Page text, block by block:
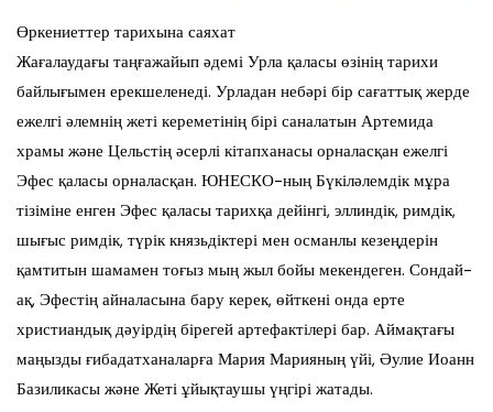
Өркениеттер тарихына саяхат
Жағалаудағы таңғажайып әдемі Урла қаласы өзінің тарихи
байлығымен ерекшеленеді. Урладан небәрі бір сағаттық жерде
ежелгі әлемнің жеті кереметінің бірі саналатын Артемида
храмы және Цельстің әсерлі кітапханасы орналасқан ежелгі
Эфес қаласы орналасқан. ЮНЕСКО-ның Бүкіләлемдік мұра
тізіміне енген Эфес қаласы тарихқа дейінгі, эллиндік, римдік,
шығыс римдік, түрік князьдіктері мен османлы кезеңдерін
қамтитын шамамен тоғыз мың жыл бойы мекендеген. Сондай-
ақ, Эфестің айналасына бару керек, өйткені онда ерте
христиандық дәуірдің бірегей артефактілері бар. Аймақтағы
маңызды ғибадатханаларға Мария Марияның үйі, Әулие Иоанн
Базиликасы және Жеті ұйықтаушы үңгірі жатады.